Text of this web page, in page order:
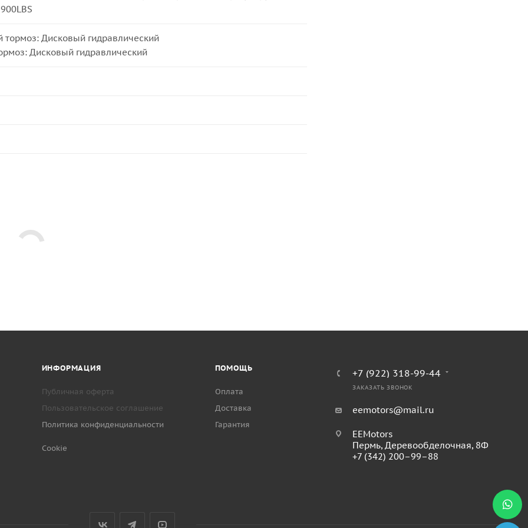
тормоз: Дисковый гидравлический
Дисковый гидравлический
ИНФОРМАЦИЯ
Публичная оферта
Пользовательское соглашение
Политика конфиденциальности
Cookie
ПОМОЩЬ
Оплата
Доставка
Гарантия
+7 (922) 318-99-44
ЗАКАЗАТЬ ЗВОНОК
eemotors@mail.ru
EEMotors
Пермь, Деревообделочная, 8Ф
+7 (342) 200–99–88